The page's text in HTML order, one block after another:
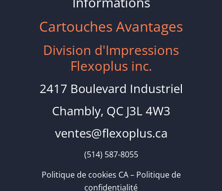
Cartouches Avantages
Division d'Impressions
Flexoplus inc.
2417 Boulevard Industriel
Chambly, QC J3L 4W3
ventes@flexoplus.ca
(514) 587-8055
Politique de cookies CA– Politique de
confidentialité